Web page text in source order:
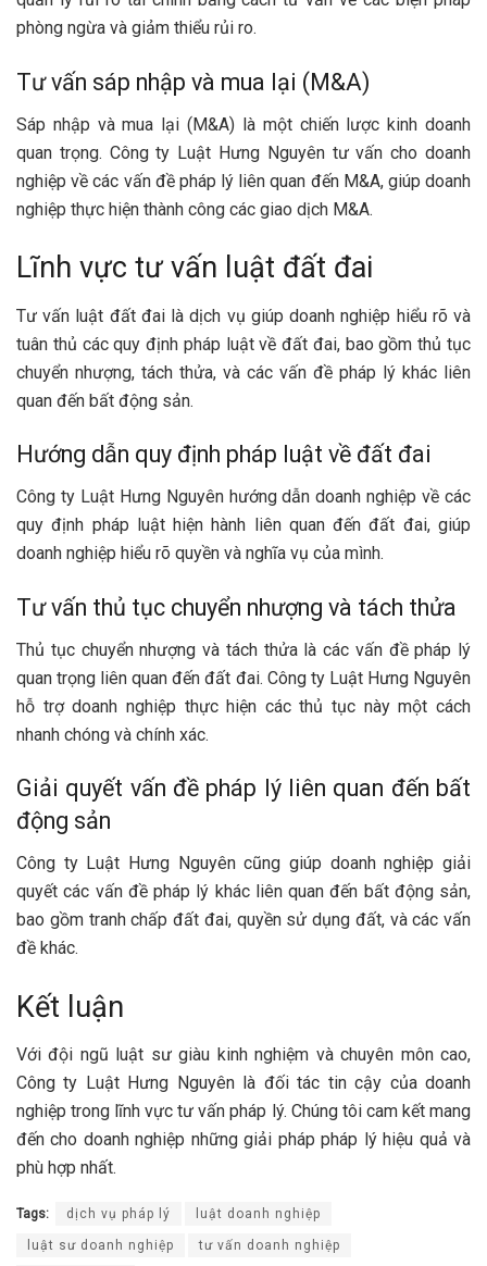
phòng ngừa và giảm thiểu rủi ro.
Tư vấn sáp nhập và mua lại (M&A)
Sáp nhập và mua lại (M&A) là một chiến lược kinh doanh
quan trọng. Công ty Luật Hưng Nguyên tư vấn cho doanh
nghiệp về các vấn đề pháp lý liên quan đến M&A, giúp doanh
nghiệp thực hiện thành công các giao dịch M&A.
Lĩnh vực tư vấn luật đất đai
Tư vấn luật đất đai là dịch vụ giúp doanh nghiệp hiểu rõ và
tuân thủ các quy định pháp luật về đất đai, bao gồm thủ tục
chuyển nhượng, tách thửa, và các vấn đề pháp lý khác liên
quan đến bất động sản.
Hướng dẫn quy định pháp luật về đất đai
Công ty Luật Hưng Nguyên hướng dẫn doanh nghiệp về các
quy định pháp luật hiện hành liên quan đến đất đai, giúp
doanh nghiệp hiểu rõ quyền và nghĩa vụ của mình.
Tư vấn thủ tục chuyển nhượng và tách thửa
Thủ tục chuyển nhượng và tách thửa là các vấn đề pháp lý
quan trọng liên quan đến đất đai. Công ty Luật Hưng Nguyên
hỗ trợ doanh nghiệp thực hiện các thủ tục này một cách
nhanh chóng và chính xác.
Giải quyết vấn đề pháp lý liên quan đến bất
động sản
Công ty Luật Hưng Nguyên cũng giúp doanh nghiệp giải
quyết các vấn đề pháp lý khác liên quan đến bất động sản,
bao gồm tranh chấp đất đai, quyền sử dụng đất, và các vấn
đề khác.
Kết luận
Với đội ngũ luật sư giàu kinh nghiệm và chuyên môn cao,
Công ty Luật Hưng Nguyên là đối tác tin cậy của doanh
nghiệp trong lĩnh vực tư vấn pháp lý. Chúng tôi cam kết mang
đến cho doanh nghiệp những giải pháp pháp lý hiệu quả và
phù hợp nhất.
Tags: dịch vụ pháp lý luật doanh nghiệp
luật sư doanh nghiệp tư vấn doanh nghiệp